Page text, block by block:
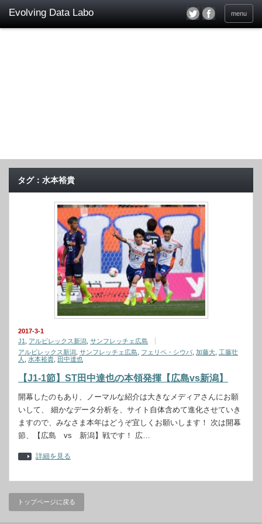
menu
タグ：水本裕貴
2017-3-1
J1
アルビレックス新潟 サンフレッチェ広島
アルビレックス新潟 サンフレッチェ広島 フェリペ・シウバ 加藤大 工藤壮
人
水本裕貴 田中達也
【J1-1節】ST田中達也の本領発揮【広島vs新潟】
開幕したのもあり、ノーマルな紹介は大きなメディアさんにお願
いして、 細かなデータ分析を、サイト自体含めて進化させていき
ますので、みなさま本年はどうぞ宜しくお願いします！ 次は開幕
節、【広島 vs 新潟】戦です！ 広…
詳細を見る
トップページに戻る